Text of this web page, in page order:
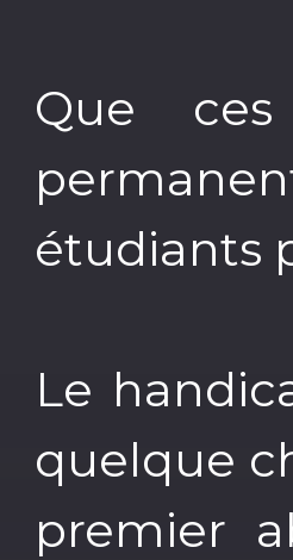
Que ces
étudiants
Le
quelque
premier